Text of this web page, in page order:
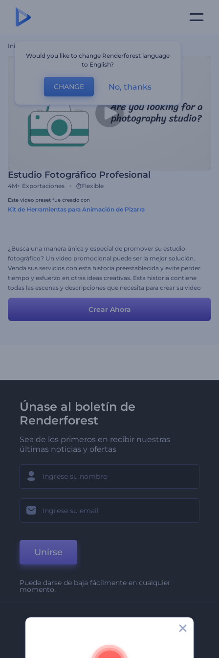
Inicio
Estudio Fotográfico Profesional
4M+ Exportaciones Flexible
Este video preset fue creado con
Kit de Herramientas para Animación de Pizarra
¿Busca una manera única y especial de promover su estudio
fotográfico? Un video promocional puede ser la mejor solución.
Venda sus servicios con esta historia preestablecida y evite perder
tiempo y esfuerzo en otras ideas creativas. Esta historia contiene
todas las escenas y descripciones que necesita para crear su video
promocional. Las escenas son ajustables y es libre de modificarlas
para adecuarse a sus necesidades.Crear Ahora
Únase al boletín de
Renderforest
Sea de los primeros en recibir nuestras
últimas noticias y ofertas
Unirse
Puede darse de baja fácilmente en cualquier
momento.
Would you like to change Renderforest language
to English?
CHANGE No, thanks